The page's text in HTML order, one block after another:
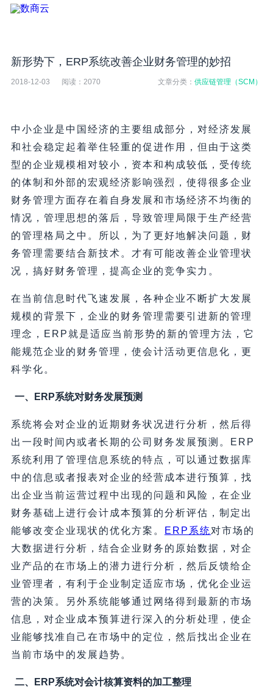
新形势下，ERP系统改善企业财务管理的妙招
2018-12-03 阅读： 2070 文章分类：供应链管理（SCM）
中小企业是中国经济的主要组成部分，对经济发展
和社会稳定起着举住轻重的促进作用，但由于这类
型的企业规模相对较小，资本和构成较低，受传统
的体制和外部的宏观经济影响强烈，使得很多企业
财务管理方面存在着自身发展和市场经济不均衡的
情况，管理思想的落后，导致管理局限于生产经营
的管理格局之中。所以，为了更好地解决问题，财
务管理需要结合新技术。才有可能改善企业管理状
况，搞好财务管理，提高企业的竞争实力。
在当前信息时代飞速发展，各种企业不断扩大发展
规模的背景下，企业的财务管理需要引进新的管理
理念，ERP就是适应当前形势的新的管理方法，它
能规范企业的财务管理，使会计活动更信息化，更
科学化。
一、ERP系统对财务发展预测
系统将会对企业的近期财务状况进行分析，然后得
出一段时间内或者长期的公司财务发展预测。ERP
系统利用了管理信息系统的特点，可以通过数据库
中的信息或者报表对企业的经营成本进行预算，找
出企业当前运营过程中出现的问题和风险，在企业
财务基础上进行会计成本预算的分析评估，制定出
能够改变企业现状的优化方案。
ERP系统对市场的
大数据进行分析，结合企业财务的原始数据，对企
业产品的在市场上的潜力进行分析，然后反馈给企
业管理者，有利于企业制定适应市场，优化企业运
营的决策。另外系统能够通过网络得到最新的市场
信息，对企业成本预算进行深入的分析处理，使企
业能够找准自己在市场中的定位，然后找出企业在
当前市场中的发展趋势。
二、ERP系统对会计核算资料的加工整理